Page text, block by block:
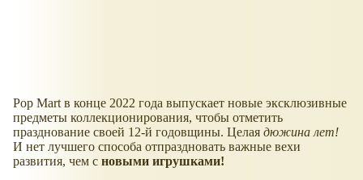
Pop Mart в конце 2022 года выпускает новые эксклюзивные
предметы коллекционирования, чтобы отметить
празднование своей 12-й годовщины. Целая дюжина лет!
И нет лучшего способа отпраздновать важные вехи
развития, чем с новыми игрушками!